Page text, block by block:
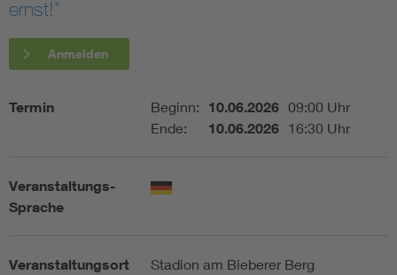
Assisted Living
Electromobility
Energy efficiency
Functional safety
ernst!"
Anmelden
Termin Beginn: 10.06.2026 09:00 Uhr
Ende:
10.06.2026 16:30 Uhr
Veranstaltungs-
Sprache
Veranstaltungsort
Stadion am Bieberer Berg